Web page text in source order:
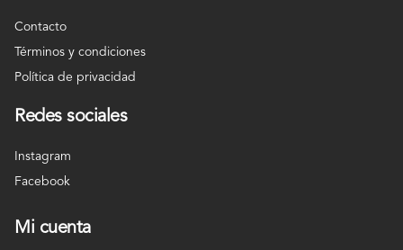
Contacto
Términos y condiciones
Política de privacidad
Redes sociales
Instagram
Facebook
Mi cuenta